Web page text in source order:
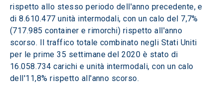
rispetto allo stesso periodo dell'anno precedente, e
di 8.610.477 unità intermodali, con un calo del 7,7%
(717.985 container e rimorchi) rispetto all'anno
scorso. Il traffico totale combinato negli Stati Uniti
per le prime 35 settimane del 2020 è stato di
16.058.734 carichi e unità intermodali, con un calo
dell'11,8% rispetto all'anno scorso.